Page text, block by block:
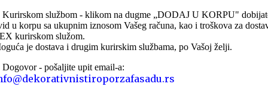
Kurirskom službom - klikom na dugme „DODAJ U KORPU"
u korpu sa ukupnim iznosom Vašeg računa, kao i troškova za
kurirskom služom.
je dostava i drugim kurirskim službama, po Vašoj želji.
Dogovor - pošaljite upit email-a: